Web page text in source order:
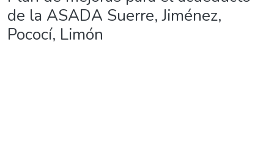
de la ASADA Suerre, Jiménez,
Pococí, Limón